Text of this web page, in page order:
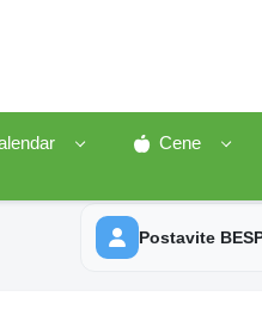
Cene
Postavite